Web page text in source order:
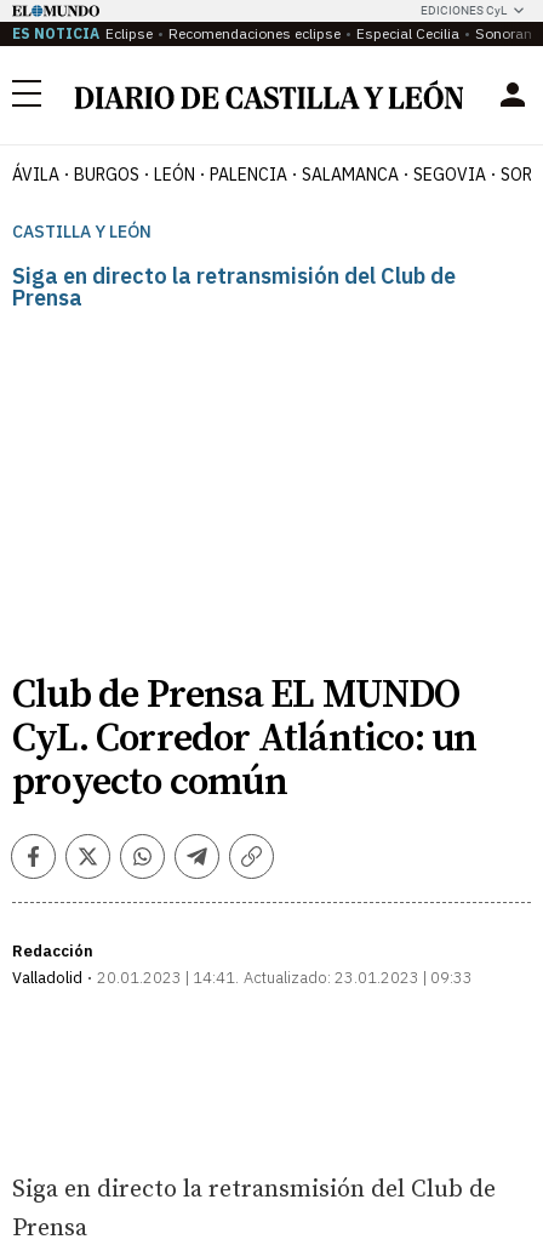
EDICIONES CyL
ES NOTICIA Eclipse Recomendaciones eclipse Especial Cecilia
Menú
ÁVILA BURGOS LEÓN PALENCIA SALAMANCA SEGOVIA
CASTILLA Y LEÓN
Siga en directo la retransmisión del Club de
Prensa
Club de Prensa EL MUNDO
CyL. Corredor Atlántico: un
proyecto común
FacebookTwitterWhatsappTelegramCopiar
Redacción
Valladolid
20.01.2023 | 14:41 Actualizado: 23.01.2023 | 09:33
Siga en directo la retransmisión del Club de
Prensa